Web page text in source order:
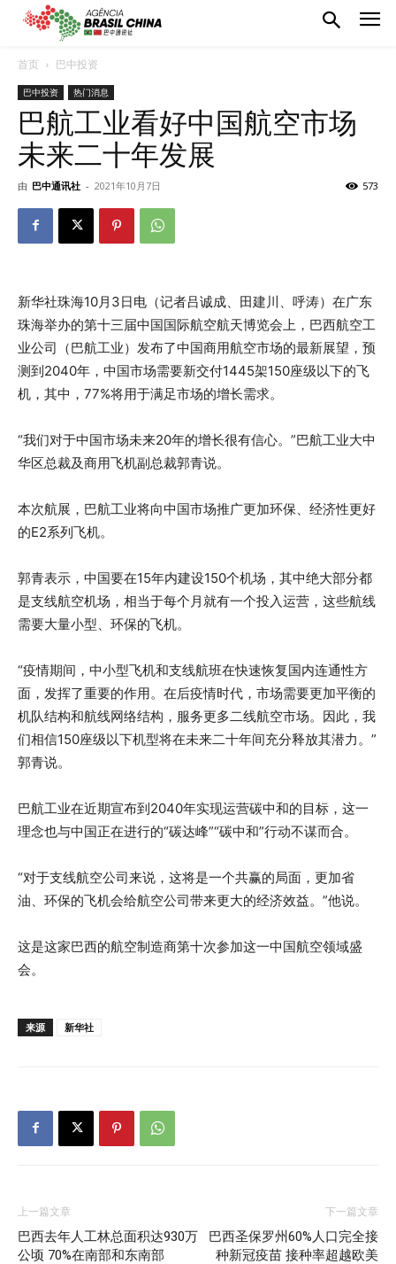
首页 巴中投资
巴中投资 热门消息
巴航工业看好中国航空市场
未来二十年发展
由 巴中通讯社 - 2021年10月7日 573
新华社珠海10月3日电（记者吕诚成、田建川、呼涛）在广东
珠海举办的第十三届中国国际航空航天博览会上，巴西航空工
业公司（巴航工业）发布了中国商用航空市场的最新展望，预
测到2040年，中国市场需要新交付1445架150座级以下的飞
机，其中，77%将用于满足市场的增长需求。
“我们对于中国市场未来20年的增长很有信心。”巴航工业大中
华区总裁及商用飞机副总裁郭青说。
本次航展，巴航工业将向中国市场推广更加环保、经济性更好
的E2系列飞机。
郭青表示，中国要在15年内建设150个机场，其中绝大部分都
是支线航空机场，相当于每个月就有一个投入运营，这些航线
需要大量小型、环保的飞机。
“疫情期间，中小型飞机和支线航班在快速恢复国内连通性方
面，发挥了重要的作用。在后疫情时代，市场需要更加平衡的
机队结构和航线网络结构，服务更多二线航空市场。因此，我
们相信150座级以下机型将在未来二十年间充分释放其潜力。”
郭青说。
巴航工业在近期宣布到2040年实现运营碳中和的目标，这一
理念也与中国正在进行的“碳达峰”“碳中和”行动不谋而合。
“对于支线航空公司来说，这将是一个共赢的局面，更加省
油、环保的飞机会给航空公司带来更大的经济效益。”他说。
这是这家巴西的航空制造商第十次参加这一中国航空领域盛
会。
来源 新华社
上一篇文章
巴西去年人工林总面积达930万
公顷 70%在南部和东南部
下一篇文章
巴西圣保罗州60%人口完全接
种新冠疫苗 接种率超越欧美